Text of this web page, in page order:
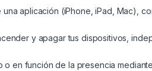
aplicación (iPhone, iPad, Mac),
y apagar tus dispositivos,
en función de la presencia